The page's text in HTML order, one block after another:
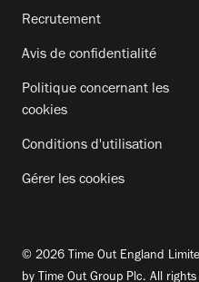
Recrutement
Avis de confidentialité
Politique concernant les
cookies
Conditions d'utilisation
Gérer les cookies
© 2026 Time Out England
by Time Out Group Plc. All